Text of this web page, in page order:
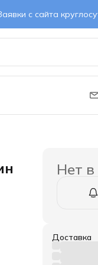
с сайта
Нет
Доставка